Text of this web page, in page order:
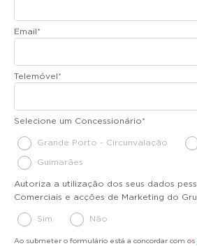
Email*
Telemóvel*
Selecione um Concessionário*
Grande Porto - Circunvalação
Guimarães
Autoriza a utilização dos seus dados
Comerciais e acções de Marketing do
Sim Não
Ao submeter o formulário está a concordar com os